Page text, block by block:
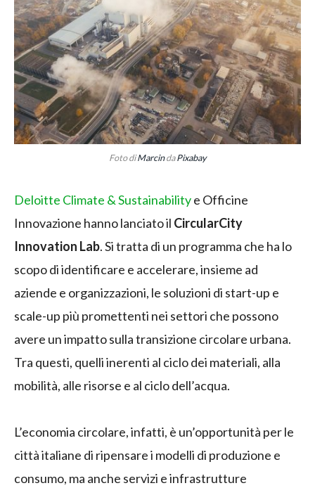
Foto diMarcindaPixabay
Deloitte Climate & Sustainabilitye Officine
Innovazione hanno lanciato il CircularCity
Innovation Lab. Si tratta di un programma che ha lo
scopo di identificare e accelerare, insieme ad
aziende e organizzazioni, le soluzioni di start-up e
scale-up più promettenti nei settori che possono
avere un impatto sulla transizione circolare urbana.
Tra questi, quelli inerenti al ciclo dei materiali, alla
mobilità, alle risorse e al ciclo dell’acqua.
L’economia circolare, infatti, è un’opportunità per le
città italiane di ripensare i modelli di produzione e
consumo, ma anche servizi e infrastrutture